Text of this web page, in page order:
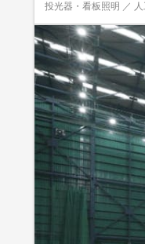
投光器・看板照明 ／